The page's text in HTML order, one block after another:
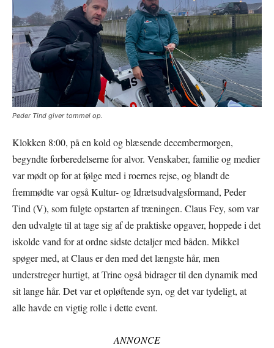
Peder Tind giver tommel op.
Klokken 8:00, på en kold og blæsende decembermorgen,
begyndte forberedelserne for alvor. Venskaber, familie og medier
var mødt op for at følge med i roernes rejse, og blandt de
fremmødte var også Kultur- og Idrætsudvalgsformand, Peder
Tind (V), som fulgte opstarten af træningen. Claus Fey, som var
den udvalgte til at tage sig af de praktiske opgaver, hoppede i det
iskolde vand for at ordne sidste detaljer med båden. Mikkel
spøger med, at Claus er den med det længste hår, men
understreger hurtigt, at Trine også bidrager til den dynamik med
sit lange hår. Det var et opløftende syn, og det var tydeligt, at
alle havde en vigtig rolle i dette event.
ANNONCE